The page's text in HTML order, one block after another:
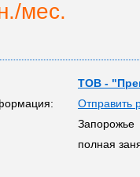
мес.
ТОВ -
Отправить
Запорожье
полная